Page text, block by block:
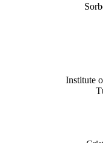
Institute